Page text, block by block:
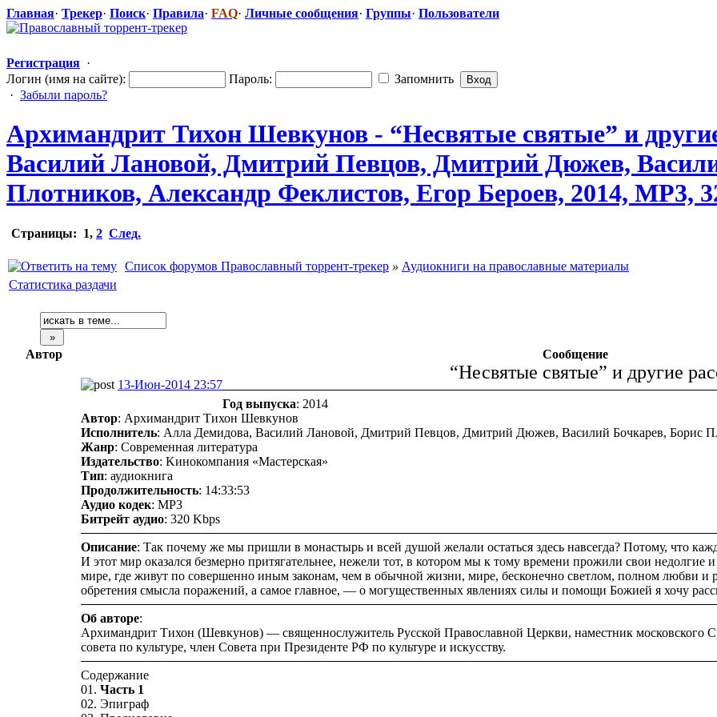
Главная· Трекер· Поиск· Правила· FAQ· Личные сообщения· Группы· Пользователи
Регистрация ·
Логин (имя на сайте):
Пароль:
Запомнить
· Забыли пароль?
Архимандрит Тихон Шевкунов - “Несвятые святые” и
Василий Лановой, Дмитрий Певцов, Дмитрий Дюжев,
Плотников, Александр Феклистов, Егор Бероев, 2014, MP3,
Страницы: 1, 2 След.
Список форумов Православный торрент-трекер » Аудиокниги на православные материалы
Статистика раздачи
Автор Сообщение
13-Июн-2014 23:57
“Несвятые святые” и другие
Год выпуска: 2014
Автор: Архимандрит Тихон Шевкунов
Исполнитель: Алла Демидова, Василий Лановой, Дмитрий Певцов, Дмитрий Дюжев, Василий Бочкарев, Борис
Жанр: Современная литература
Издательство: Kинокомпания «Мастерская»
Тип: аудиокнига
Продолжительность: 14:33:53
Аудио кодек: MP3
Битрейт аудио: 320 Kbps
Описание: Так почему же мы пришли в монастырь и всей душой желали остаться здесь навсегда? Потому, что
И этот мир оказался безмерно притягательнее, нежели тот, в котором мы к тому времени прожили свои
мире, где живут по совершенно иным законам, чем в обычной жизни, мире, бесконечно светлом, полном любви и
обретения смысла поражений, а самое главное, — о могущественных явлениях силы и помощи Божией я хочу
Об авторе:
Архимандрит Тихон (Шевкунов) — священнослужитель Русской Православной Церкви, наместник московского
совета по культуре, член Совета при Президенте РФ по культуре и искусству.
Содержание
01. Часть 1
02. Эпиграф